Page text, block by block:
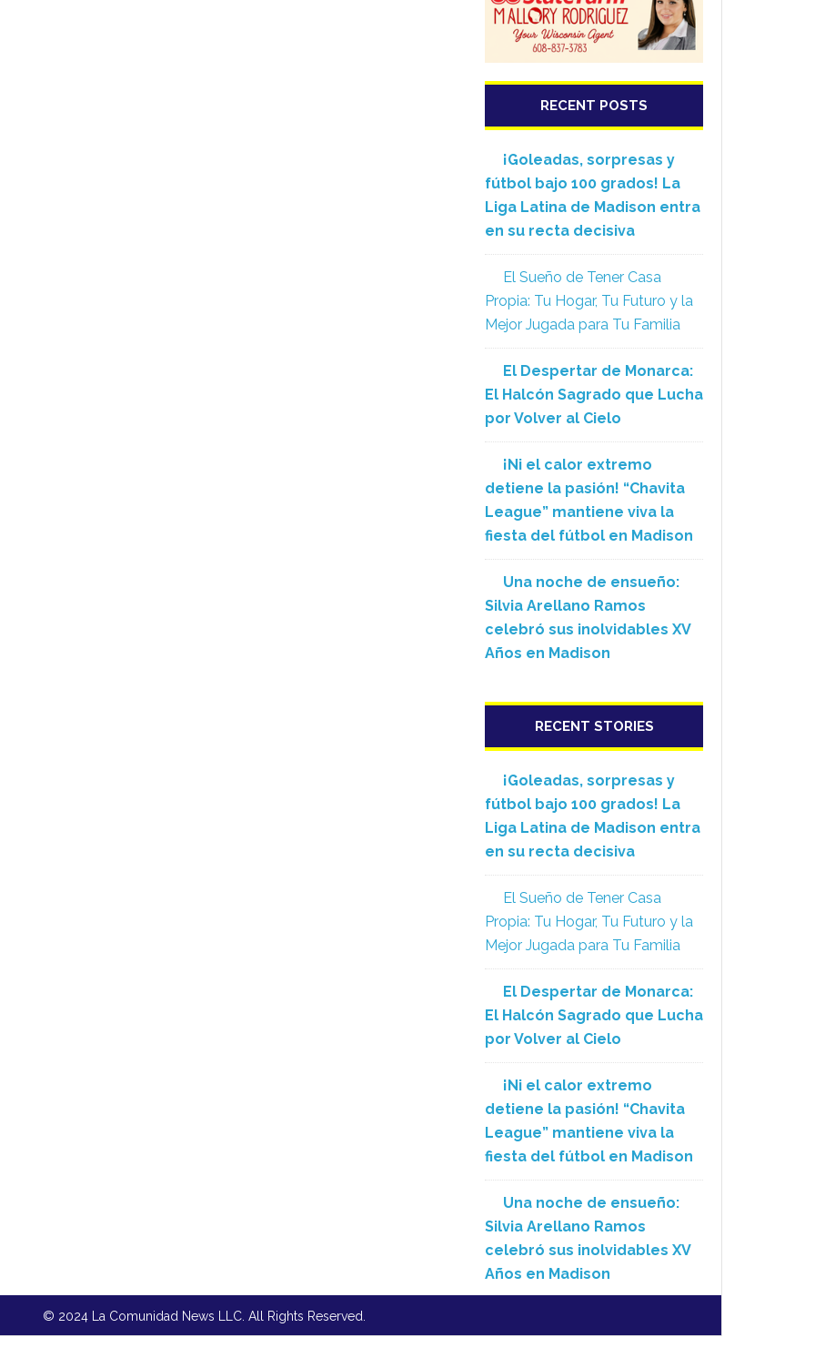
RECENT POSTS
¡Goleadas, sorpresas y
fútbol bajo 100 grados! La
Liga Latina de Madison entra
en su recta decisiva
El Sueño de Tener Casa
Propia: Tu Hogar, Tu Futuro y la
Mejor Jugada para Tu Familia
El Despertar de Monarca:
El Halcón Sagrado que Lucha
por Volver al Cielo
¡Ni el calor extremo
detiene la pasión! “Chavita
League” mantiene viva la
fiesta del fútbol en Madison
Una noche de ensueño:
Silvia Arellano Ramos
celebró sus inolvidables XV
Años en Madison
RECENT STORIES
¡Goleadas, sorpresas y
fútbol bajo 100 grados! La
Liga Latina de Madison entra
en su recta decisiva
El Sueño de Tener Casa
Propia: Tu Hogar, Tu Futuro y la
Mejor Jugada para Tu Familia
El Despertar de Monarca:
El Halcón Sagrado que Lucha
por Volver al Cielo
¡Ni el calor extremo
detiene la pasión! “Chavita
League” mantiene viva la
fiesta del fútbol en Madison
Una noche de ensueño:
Silvia Arellano Ramos
celebró sus inolvidables XV
Años en Madison
© 2024 La Comunidad News LLC. All Rights Reserved.